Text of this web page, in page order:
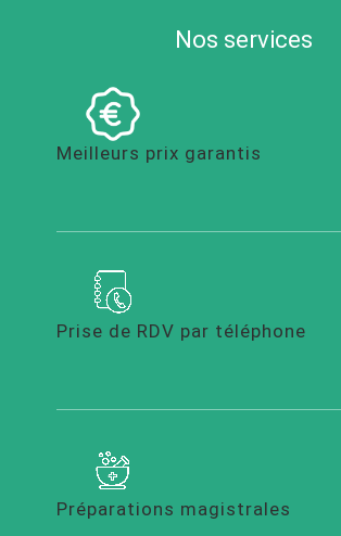
Nos services
Meilleurs prix garantis
Prise de RDV par téléphone
Préparations magistrales